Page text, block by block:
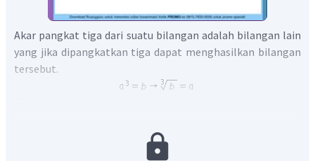
Akar pangkat tiga dari suatu bilangan adalah bilangan lain
yang jika dipangkatkan tiga dapat menghasilkan bilangan
tersebut.